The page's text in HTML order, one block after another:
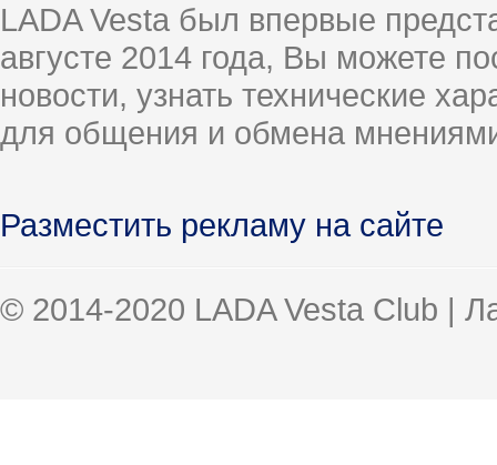
LADA Vesta был впервые
августе 2014 года, Вы можете
новости, узнать технические
для общения и обмена
Разместить рекламу на сайте
© 2014-2020 LADA Vesta Club |